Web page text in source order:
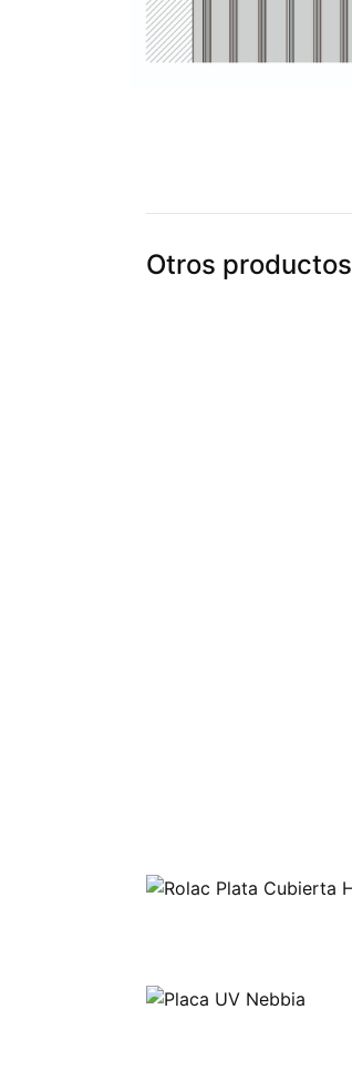
Otros productos